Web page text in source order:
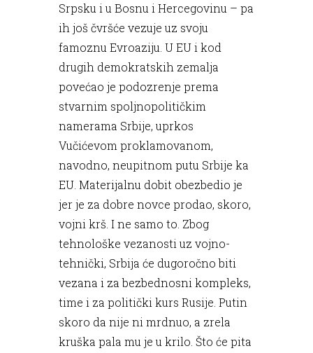
Srpsku i u Bosnu i Hercegovinu – pa
ih još čvršće vezuje uz svoju
famoznu Evroaziju. U EU i kod
drugih demokratskih zemalja
povećao je podozrenje prema
stvarnim spoljnopolitičkim
namerama Srbije, uprkos
Vučićevom proklamovanom,
navodno, neupitnom putu Srbije ka
EU. Materijalnu dobit obezbedio je
jer je za dobre novce prodao, skoro,
vojni krš. I ne samo to. Zbog
tehnološke vezanosti uz vojno-
tehnički, Srbija će dugoročno biti
vezana i za bezbednosni kompleks,
time i za politički kurs Rusije. Putin
skoro da nije ni mrdnuo, a zrela
kruška pala mu je u krilo. Što će pita